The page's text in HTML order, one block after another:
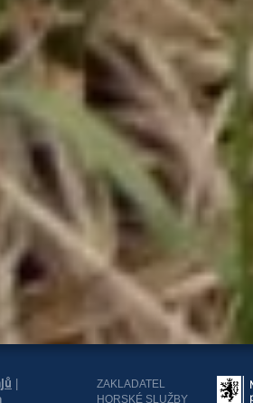
ZAKLADATEL
HORSKÉ SLUŽBY